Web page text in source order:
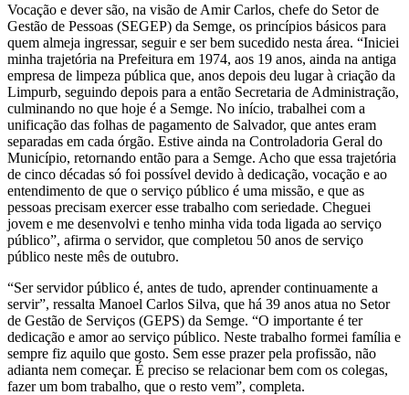
Vocação e dever são, na visão de Amir Carlos, chefe do Setor de
Gestão de Pessoas (SEGEP) da Semge, os princípios básicos para
quem almeja ingressar, seguir e ser bem sucedido nesta área. “Iniciei
minha trajetória na Prefeitura em 1974, aos 19 anos, ainda na antiga
empresa de limpeza pública que, anos depois deu lugar à criação da
Limpurb, seguindo depois para a então Secretaria de Administração,
culminando no que hoje é a Semge. No início, trabalhei com a
unificação das folhas de pagamento de Salvador, que antes eram
separadas em cada órgão. Estive ainda na Controladoria Geral do
Município, retornando então para a Semge. Acho que essa trajetória
de cinco décadas só foi possível devido à dedicação, vocação e ao
entendimento de que o serviço público é uma missão, e que as
pessoas precisam exercer esse trabalho com seriedade. Cheguei
jovem e me desenvolvi e tenho minha vida toda ligada ao serviço
público”, afirma o servidor, que completou 50 anos de serviço
público neste mês de outubro.
“Ser servidor público é, antes de tudo, aprender continuamente a
servir”, ressalta Manoel Carlos Silva, que há 39 anos atua no Setor
de Gestão de Serviços (GEPS) da Semge. “O importante é ter
dedicação e amor ao serviço público. Neste trabalho formei família e
sempre fiz aquilo que gosto. Sem esse prazer pela profissão, não
adianta nem começar. É preciso se relacionar bem com os colegas,
fazer um bom trabalho, que o resto vem”, completa.